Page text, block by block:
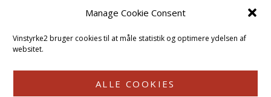
Manage Cookie Consent
Vinstyrke2 bruger cookies til at måle statistik og optimere ydelsen af
websitet.
ALLE COOKIES
Rosévin: Forfriskende bagatel
Rosévin: Sødmen hænger i munden